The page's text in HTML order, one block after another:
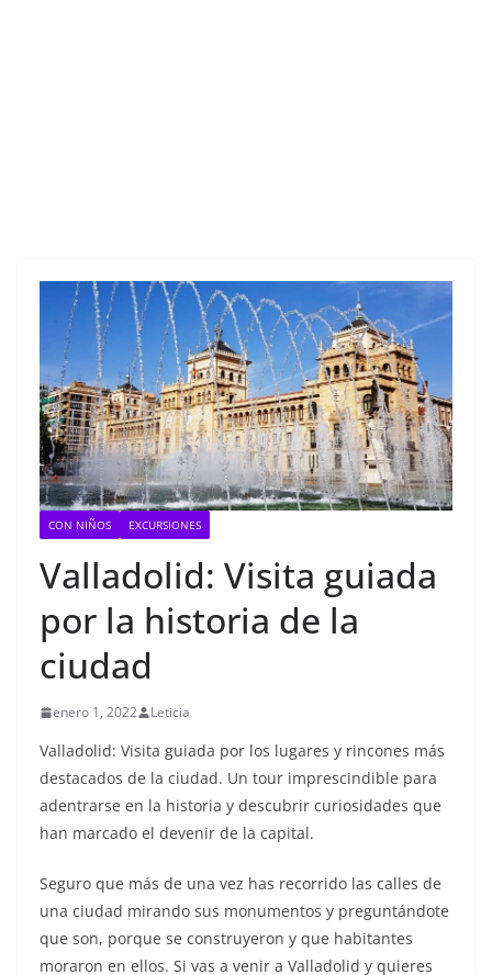
CON NIÑOS EXCURSIONES
Valladolid: Visita guiada
por la historia de la
ciudad
enero 1, 2022 Leticia
Valladolid: Visita guiada por los lugares y rincones más
destacados de la ciudad. Un tour imprescindible para
adentrarse en la historia y descubrir curiosidades que
han marcado el devenir de la capital.
Seguro que más de una vez has recorrido las calles de
una ciudad mirando sus monumentos y preguntándote
que son, porque se construyeron y que habitantes
moraron en ellos. Si vas a venir a Valladolid y quieres